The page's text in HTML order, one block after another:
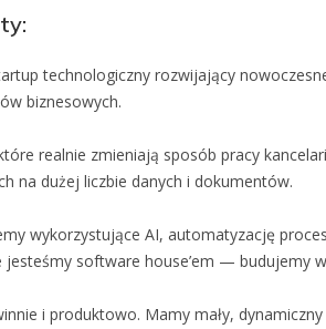
technologiczny rozwijający
biznesowych.
realnie zmieniają sposób pracy
na dużej liczbie danych i dokumentów.
wykorzystujące AI, automatyzację
jesteśmy software house’em — budujemy
i produktowo. Mamy mały,